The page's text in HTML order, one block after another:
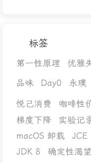
标签
第一性原理 优雅
品味
Day0 永璞
悦己消费 咖啡性
梯度下降 实验记
macOS 卸载
JCE
JDK 8
确定性渴望